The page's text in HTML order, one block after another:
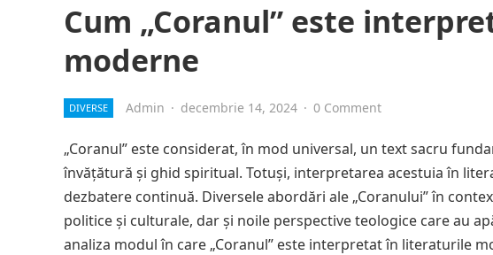
Cum „Coranul” este
moderne
DIVERSE Admin · decembrie 14, 2024 · 0 Comment
„Coranul” este considerat, în mod universal, un text sacru
învățătură și ghid spiritual. Totuși, interpretarea acestuia în
dezbatere continuă. Diversele abordări ale „Coranului” în
politice și culturale, dar și noile perspective teologice care au
analiza modul în care „Coranul” este interpretat în literaturile